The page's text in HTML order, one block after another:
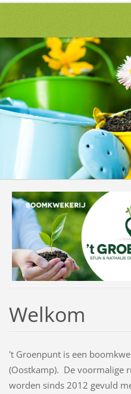
Welkom
't Groenpunt is een
(Oostkamp). De voormalige
worden sinds 2012 gevuld